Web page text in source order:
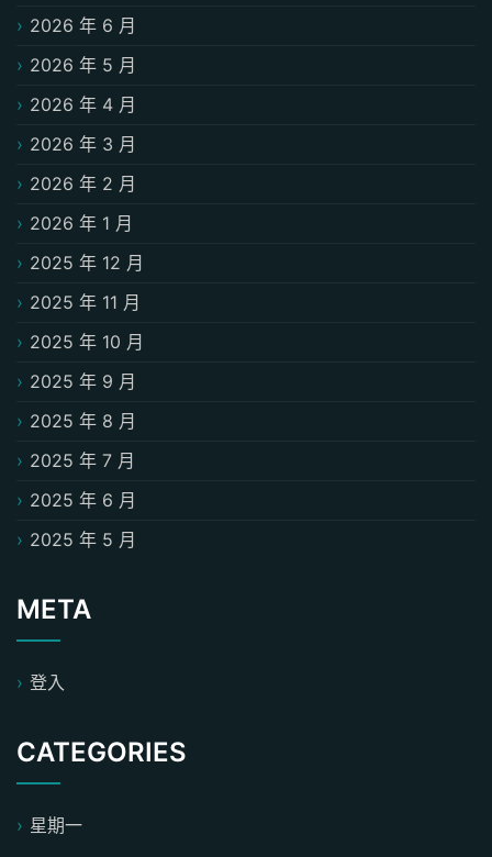
2026 年 6 月
2026 年 5 月
2026 年 4 月
2026 年 3 月
2026 年 2 月
2026 年 1 月
2025 年 12 月
2025 年 11 月
2025 年 10 月
2025 年 9 月
2025 年 8 月
2025 年 7 月
2025 年 6 月
2025 年 5 月
META
登入
CATEGORIES
星期一